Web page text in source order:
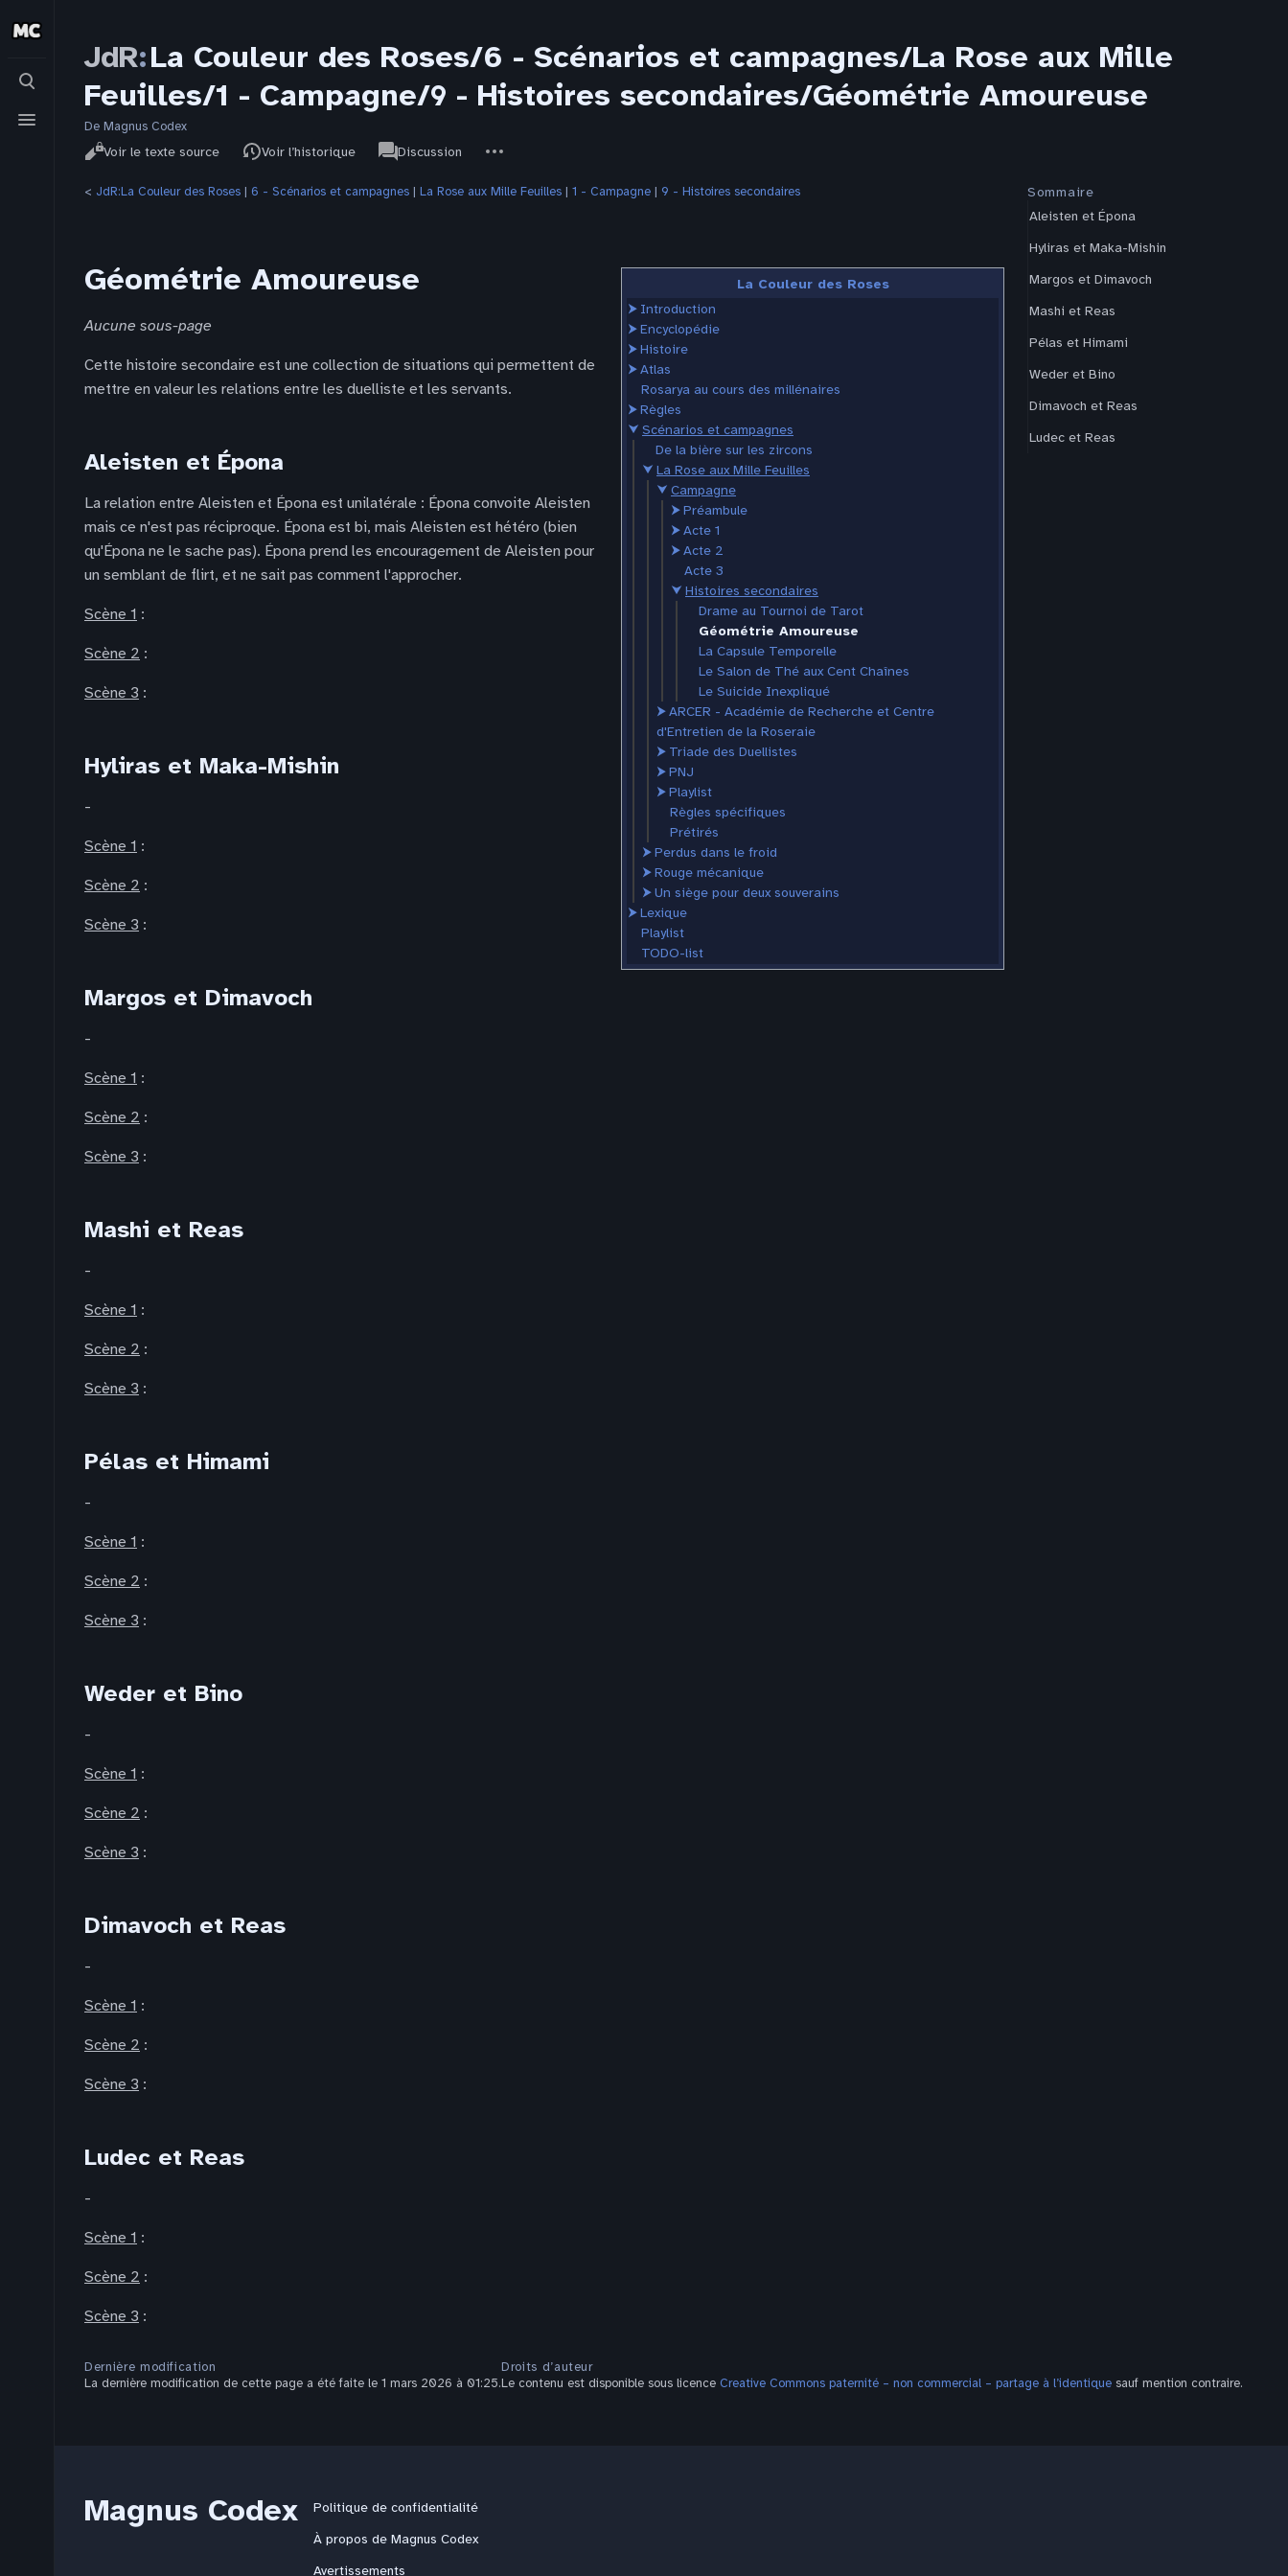
Basculer
recherche
Basculer
le
JdR:La Couleur des Roses/6 - Scénarios et campagnes/La Rose aux Mille
Feuilles/1 - Campagne/9 - Histoires secondaires/Géométrie Amoureuse
De Magnus Codex
Affichages
LireVoir le texte source Voir l’historique
associated-
pages
JdRDiscussion
actions
< JdR:La Couleur des Roses ‎ | 6 - Scénarios et campagnes ‎ | La Rose aux Mille Feuilles ‎ | 1 - Campagne ‎ | 9 - Histoires secondaires
La Couleur des Roses
⮞ Introduction
⮞Encyclopédie
⮞Histoire
⮞Atlas
Rosarya au cours des millénaires
⮞Règles
⮟ Scénarios et campagnes
De la bière sur les zircons
⮟ La Rose aux Mille Feuilles
⮟ Campagne
⮞Préambule
⮞Acte 1
⮞Acte 2
Acte 3
⮟ Histoires secondaires
Drame au Tournoi de Tarot
Géométrie Amoureuse
La Capsule Temporelle
Le Salon de Thé aux Cent Chaînes
Le Suicide Inexpliqué
⮞ARCER - Académie de Recherche et Centre
d'Entretien de la Roseraie
⮞ Triade des Duellistes
⮞PNJ
⮞Playlist
Règles spécifiques
Prétirés
⮞Perdus dans le froid
⮞Rouge mécanique
⮞Un siège pour deux souverains
⮞Lexique
Playlist
TODO-list
Géométrie Amoureuse
Aucune sous-page
Cette histoire secondaire est une collection de situations qui permettent de
mettre en valeur les relations entre les duelliste et les servants.
Aleisten et Épona
La relation entre Aleisten et Épona est unilatérale : Épona convoite Aleisten
mais ce n'est pas réciproque. Épona est bi, mais Aleisten est hétéro (bien
qu'Épona ne le sache pas). Épona prend les encouragement de Aleisten pour
un semblant de flirt, et ne sait pas comment l'approcher.
Scène 1 :
Scène 2 :
Scène 3 :
Hyliras et Maka-Mishin
-
Scène 1 :
Scène 2 :
Scène 3 :
Margos et Dimavoch
-
Scène 1 :
Scène 2 :
Scène 3 :
Mashi et Reas
-
Scène 1 :
Scène 2 :
Scène 3 :
Pélas et Himami
-
Scène 1 :
Scène 2 :
Scène 3 :
Weder et Bino
-
Scène 1 :
Scène 2 :
Scène 3 :
Dimavoch et Reas
-
Scène 1 :
Scène 2 :
Scène 3 :
Ludec et Reas
-
Scène 1 :
Scène 2 :
Scène 3 :
Sommaire
Aleisten et Épona
Hyliras et Maka-Mishin
Margos et Dimavoch
Mashi et Reas
Pélas et Himami
Weder et Bino
Dimavoch et Reas
Ludec et Reas
Dernière modification
La dernière modification de cette page a été faite le 1 mars 2026 à 01:25.
Droits d’auteur
Le contenu est disponible sous licence Creative Commons paternité – non commercial – partage à l’identique sauf mention contraire.
Magnus Codex
Politique de confidentialité
À propos de Magnus Codex
Avertissements